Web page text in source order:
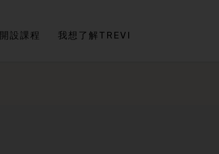
開設課程 我想了解TREVI